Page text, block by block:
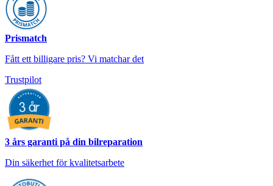
Prismatch
Fått ett billigare pris? Vi matchar det
Trustpilot
3 års garanti på din bilreparation
Din säkerhet för kvalitetsarbete